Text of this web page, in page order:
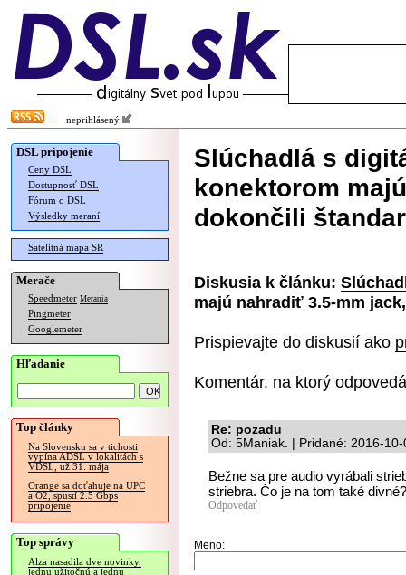
neprihlásený
DSL pripojenie
Ceny DSL
Dostupnosť DSL
Fórum o DSL
Výsledky meraní
Satelitná mapa SR
Merače
Speedmeter Merania
Pingmeter
Googlemeter
Hľadanie
Top články
Na Slovensku sa v tichosti
vypína ADSL v lokalitách s
VDSL, už 31. mája
Orange sa doťahuje na UPC
a O2, spustí 2.5 Gbps
pripojenie
Top správy
Alza nasadila dve novinky,
jednu užitočnú a jednu
Slúchadlá s
konektorom
dokončili
Diskusia k článku:
majú nahradiť 3.5-mm
Prispievajte do diskusií ako
Komentár, na ktorý
Re: pozadu
Od: 5Maniak. | Pridané: 2016-
Bežne sa pre audio vyrábali
striebra. Čo je na tom také
Odpovedať
Meno: